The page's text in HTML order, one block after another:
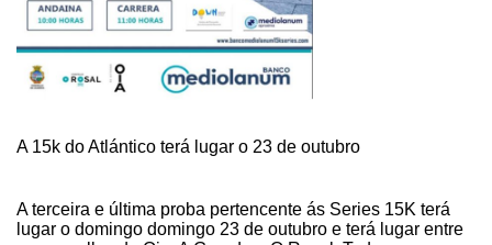
A 15k do Atlántico terá lugar o 23 de outubro
A terceira e última proba pertencente ás Series 15K terá
lugar o domingo domingo 23 de outubro e terá lugar entre